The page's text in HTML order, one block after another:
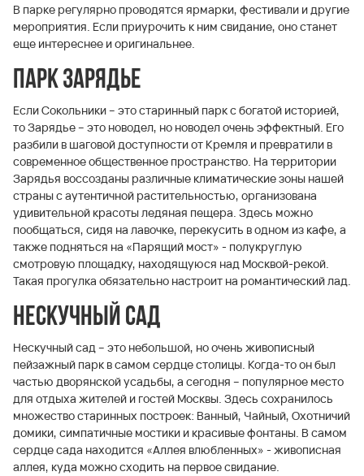
В парке регулярно проводятся ярмарки, фестивали и другие
мероприятия. Если приурочить к ним свидание, оно станет
еще интереснее и оригинальнее.
Парк Зарядье
Если Сокольники – это старинный парк с богатой историей,
то Зарядье – это новодел, но новодел очень эффектный. Его
разбили в шаговой доступности от Кремля и превратили в
современное общественное пространство. На территории
Зарядья воссозданы различные климатические зоны нашей
страны с аутентичной растительностью, организована
удивительной красоты ледяная пещера. Здесь можно
пообщаться, сидя на лавочке, перекусить в одном из кафе, а
также подняться на «Парящий мост» - полукруглую
смотровую площадку, находящуюся над Москвой-рекой.
Такая прогулка обязательно настроит на романтический лад.
Нескучный сад
Нескучный сад – это небольшой, но очень живописный
пейзажный парк в самом сердце столицы. Когда-то он был
частью дворянской усадьбы, а сегодня – популярное место
для отдыха жителей и гостей Москвы. Здесь сохранилось
множество старинных построек: Ванный, Чайный, Охотничий
домики, симпатичные мостики и красивые фонтаны. В самом
сердце сада находится «Аллея влюбленных» - живописная
аллея, куда можно сходить на первое свидание.